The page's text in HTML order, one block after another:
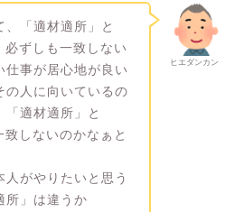
ヒエダンカン
「適材適所」と
必ずしも一致しない
仕事が居心地が良い
の人に向いているの
適材適所」と
致しないのかなぁと
がやりたいと思う
所」は違うか